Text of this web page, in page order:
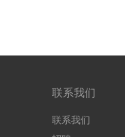
联系我们
联系我们